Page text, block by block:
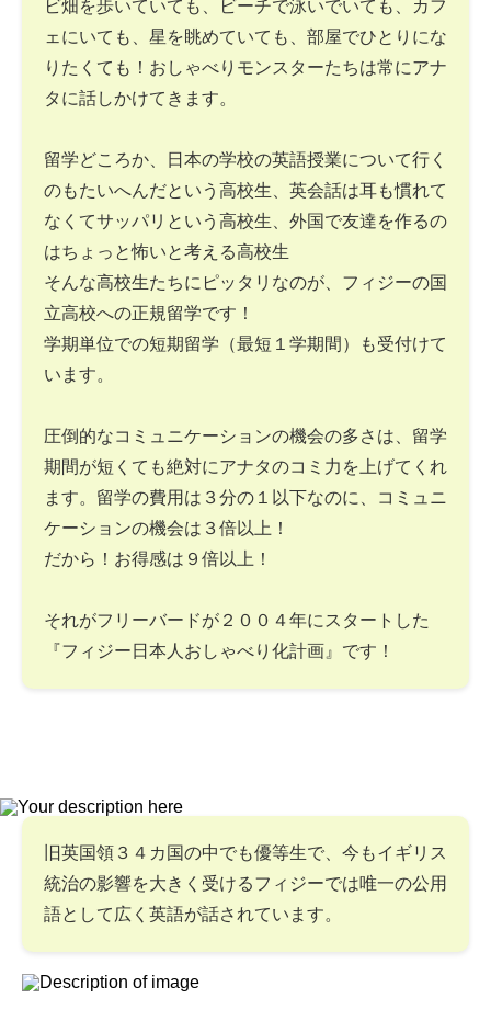
ビ畑を歩いていても、ビーチで泳いでいても、カフ
ェにいても、星を眺めていても、部屋でひとりにな
りたくても！おしゃべりモンスターたちは常にアナ
タに話しかけてきます。
留学どころか、日本の学校の英語授業について行く
のもたいへんだという高校生、英会話は耳も慣れて
なくてサッパリという高校生、外国で友達を作るの
はちょっと怖いと考える高校生
そんな高校生たちにピッタリなのが、フィジーの国
立高校への正規留学です！
学期単位での短期留学（最短１学期間）も受付けて
います。
圧倒的なコミュニケーションの機会の多さは、留学
期間が短くても絶対にアナタのコミ力を上げてくれ
ます。留学の費用は３分の１以下なのに、コミュニ
ケーションの機会は３倍以上！
だから！お得感は９倍以上！
それがフリーバードが２００４年にスタートした
『フィジー日本人おしゃべり化計画』です！
旧英国領３４カ国の中でも優等生で、今もイギリス
統治の影響を大きく受けるフィジーでは唯一の公用
語として広く英語が話されています。